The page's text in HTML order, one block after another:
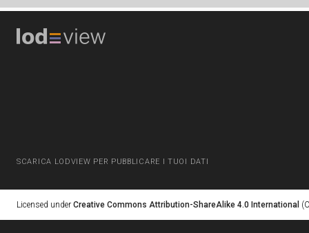
SCARICA LODVIEW PER PUBBLICARE I TUOI DATI
Licensed under Creative Commons Attribution-ShareAlike 4.0 International